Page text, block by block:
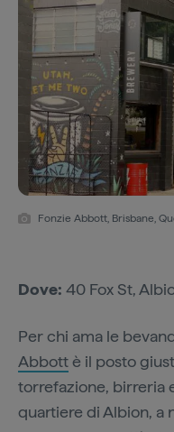
Fonzie Abbott, Brisbane,
Dove: 40 Fox St,
Per chi ama le
Abbottè il posto
torrefazione, birreria
quartiere di Albion, a